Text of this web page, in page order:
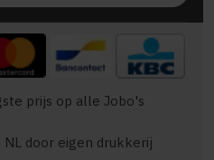
prijs op alle Jobo's
door eigen drukkerij